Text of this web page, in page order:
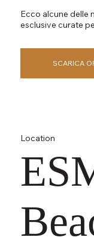
Ecco alcune delle
esclusive curate
SCARICA
Location